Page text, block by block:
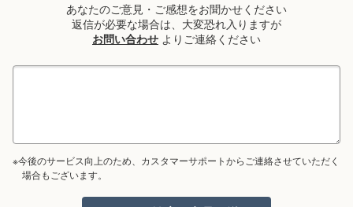
あなたのご意見・ご感想をお聞かせください
返信が必要な場合は、大変恐れ入りますが
お問い合わせ よりご連絡ください
※今後のサービス向上のため、カスタマーサポートからご連絡させていただく
場合もございます。